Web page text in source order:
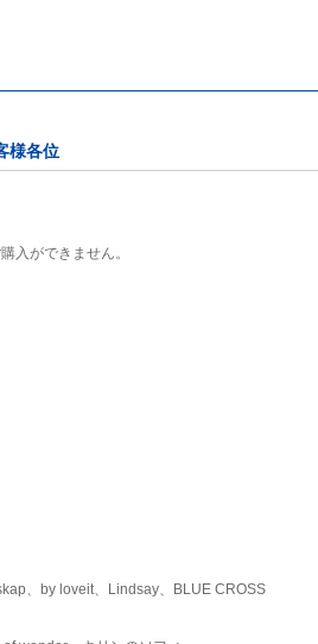
様各位
入ができません。
、by loveit、Lindsay、BLUE CROSS